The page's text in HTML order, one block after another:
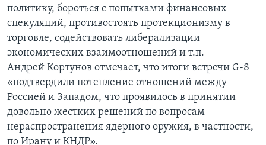
политику, бороться с попытками финансовых
спекуляций, противостоять протекционизму в
торговле, содействовать либерализации
экономических взаимоотношений и т.п.
Андрей Кортунов отмечает, что итоги встречи G-8
«подтвердили потепление отношений между
Россией и Западом, что проявилось в принятии
довольно жестких решений по вопросам
нераспространения ядерного оружия, в частности,
по Ирану и КНДР».